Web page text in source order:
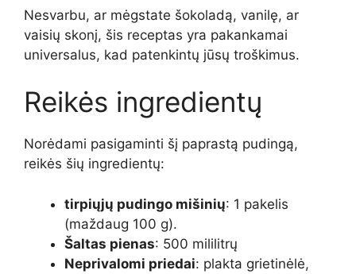
Nesvarbu, ar mėgstate šokoladą, vanilę, ar
vaisių skonį, šis receptas yra pakankamai
universalus, kad patenkintų jūsų troškimus.
Reikės ingredientų
Norėdami pasigaminti šį paprastą pudingą,
reikės šių ingredientų:
tirpiųjų pudingo mišinių: 1 pakelis
(maždaug 100 g).
Šaltas pienas: 500 mililitrų
Neprivalomi priedai: plakta grietinėlė,